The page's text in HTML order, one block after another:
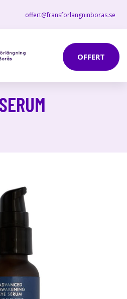
offert@fransforlangninboras.se
OFFERT